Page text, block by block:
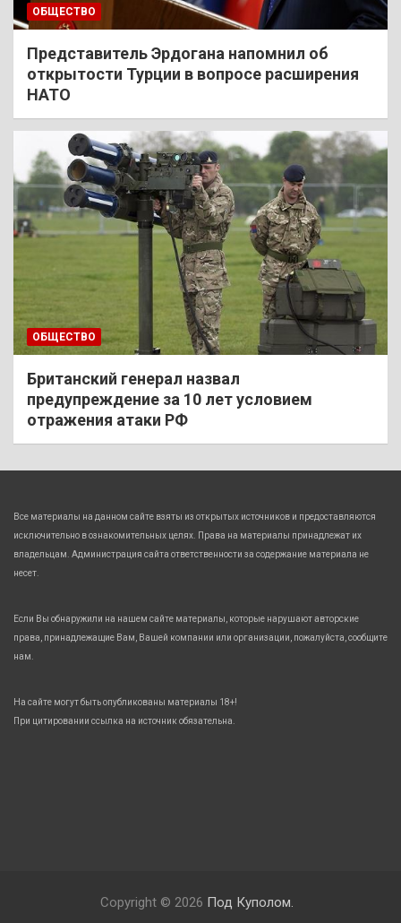
ОБЩЕСТВО
Представитель Эрдогана напомнил об
открытости Турции в вопросе расширения
НАТО
ОБЩЕСТВО
Британский генерал назвал
предупреждение за 10 лет условием
отражения атаки РФ
Все материалы на данном сайте взяты из открытых источников и предоставляются
исключительно в ознакомительных целях. Права на материалы принадлежат их
владельцам. Администрация сайта ответственности за содержание материала не
несет.
Если Вы обнаружили на нашем сайте материалы, которые нарушают авторские
права, принадлежащие Вам, Вашей компании или организации, пожалуйста, сообщите
нам.
На сайте могут быть опубликованы материалы 18+!
При цитировании ссылка на источник обязательна.
Copyright © 2026 Под Куполом.